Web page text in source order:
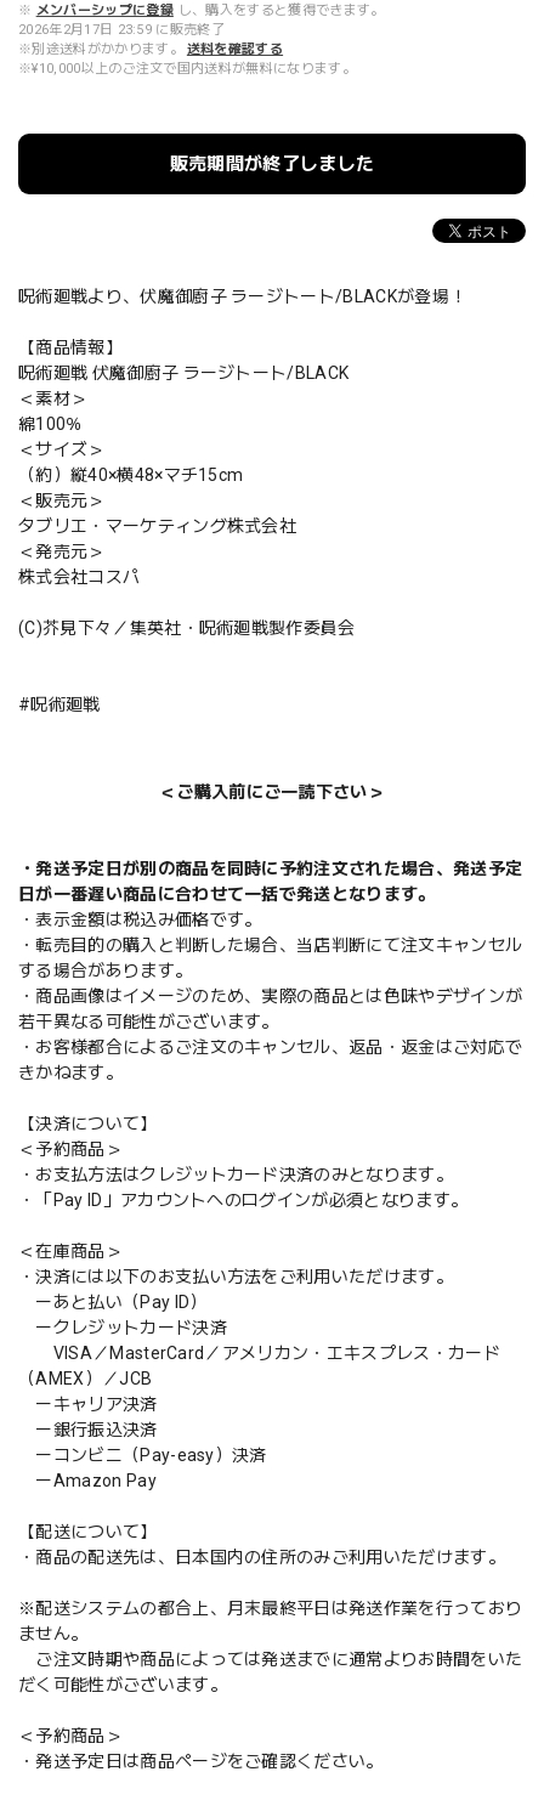
※ メンバーシップに登録 し、購入をすると獲得できます。
2026年2月17日 23:59 に販売終了
※別途送料がかかります。
送料を確認する
※¥10,000以上のご注文で国内送料が無料になります。
販売期間が終了しました
呪術廻戦より、伏魔御廚子 ラージトート/BLACKが登場！
【商品情報】
呪術廻戦 伏魔御廚子 ラージトート/BLACK
＜素材＞
綿100％
＜サイズ＞
（約）縦40×横48×マチ15cm
＜販売元＞
タブリエ・マーケティング株式会社
＜発売元＞
株式会社コスパ
(C)芥見下々／集英社・呪術廻戦製作委員会
#呪術廻戦
＜ご購入前にご一読下さい＞
・発送予定日が別の商品を同時に予約注文された場合、発送予定
日が一番遅い商品に合わせて一括で発送となります。
・表示金額は税込み価格です。
・転売目的の購入と判断した場合、当店判断にて注文キャンセル
する場合があります。
・商品画像はイメージのため、実際の商品とは色味やデザインが
若干異なる可能性がございます。
・お客様都合によるご注文のキャンセル、返品・返金はご対応で
きかねます。
【決済について】
＜予約商品＞
・お支払方法はクレジットカード決済のみとなります。
・「Pay ID」アカウントへのログインが必須となります。
＜在庫商品＞
・決済には以下のお支払い方法をご利用いただけます。
ーあと払い（Pay ID）
ークレジットカード決済
VISA／MasterCard／アメリカン・エキスプレス・カード
（AMEX）／JCB
ーキャリア決済
ー銀行振込決済
ーコンビニ（Pay-easy）決済
ーAmazon Pay
【配送について】
・商品の配送先は、日本国内の住所のみご利用いただけます。
※配送システムの都合上、月末最終平日は発送作業を行っており
ません。
ご注文時期や商品によっては発送までに通常よりお時間をいた
だく可能性がございます。
＜予約商品＞
・発送予定日は商品ページをご確認ください。